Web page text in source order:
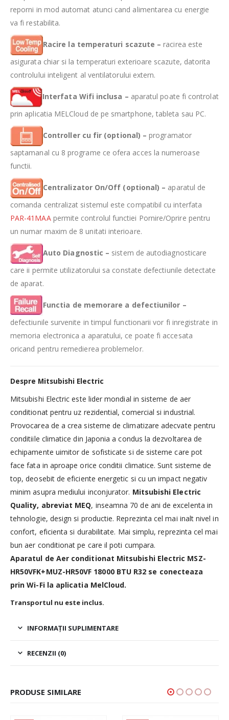
reporni in mod automat atunci cand alimentarea cu energie
va fi restabilita.
Racire la temperaturi scazute –racirea este
asigurata chiar si la temperaturi exterioare scazute, datorita
controlului inteligent al ventilatorului extern.
Interfata Wifi inclusa – aparatul poate fi controlat
prin aplicatia MELCloud de pe smartphone, tableta sau PC.
Controller cu fir (optional) –programator
saptamanal cu 8 programe ce ofera acces la numeroase
functii.
Centralizator On/Off (optional) – aparatul de
comanda centralizat sistemul este compatibil cu interfata
PAR-41MAApermite controlul functiei Pornire/Oprire pentru
un numar maxim de 8 unitati interioare.
Auto Diagnostic – sistem de autodiagnosticare
care ii permite utilizatorului sa constate defectiunile detectate
de aparat.
Functia de memorare a defectiunilor –
defectiunile survenite in timpul functionarii vor fi inregistrate in
memoria electronica a aparatului, ce poate fi accesata
oricand pentru remedierea problemelor.
Despre Mitsubishi Electric
Mitsubishi Electric este lider mondial in sisteme de aer
conditionat pentru uz rezidential, comercial si industrial.
Provocarea de a crea sisteme de climatizare adecvate pentru
conditiile climatice din Japonia a condus la dezvoltarea de
echipamente uimitor de sofisticate si de sisteme care pot
face fata in aproape orice conditii climatice. Sunt sisteme de
top, deosebit de eficiente energetic si cu un impact negativ
minim asupra mediului inconjurator. Mitsubishi Electric
Quality, abreviat MEQ, inseamna 70 de ani de excelenta in
tehnologie, design si productie. Reprezinta cel mai inalt nivel in
confort, eficienta si durabilitate. Mai simplu, reprezinta cel mai
bun aer conditionat pe care il poti cumpara.
Aparatul de Aer conditionat Mitsubishi Electric MSZ-
HR50VFK+MUZ-HR50VF 18000 BTU R32 se conecteaza
prin Wi-Fi la aplicatia MelCloud.
Transportul nu este inclus.
INFORMAȚII SUPLIMENTARE
RECENZII (0)
PRODUSE SIMILARE